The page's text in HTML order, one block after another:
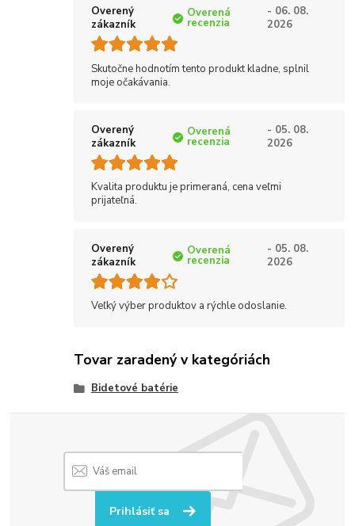
Overený
zákazník
Overená
recenzia
- 06. 08.
2026
Skutočne hodnotím tento produkt kladne, splnil
moje očakávania.
Overený
zákazník
Overená
recenzia
- 05. 08.
2026
Kvalita produktu je primeraná, cena veľmi
prijateľná.
Overený
zákazník
Overená
recenzia
- 05. 08.
2026
Veľký výber produktov a rýchle odoslanie.
Tovar zaradený v kategóriách
Bidetové batérie
Prihlásiť sa